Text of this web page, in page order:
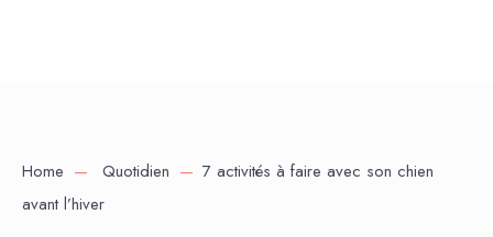
Home Quotidien
7 activités à faire avec son chien
avant l’hiver